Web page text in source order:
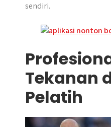
sendiri.
Tekanan
Pelatih